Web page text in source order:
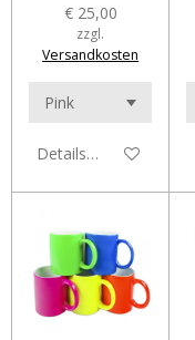
€ 25,00
zzgl.
Versandkosten
Details anzeigen